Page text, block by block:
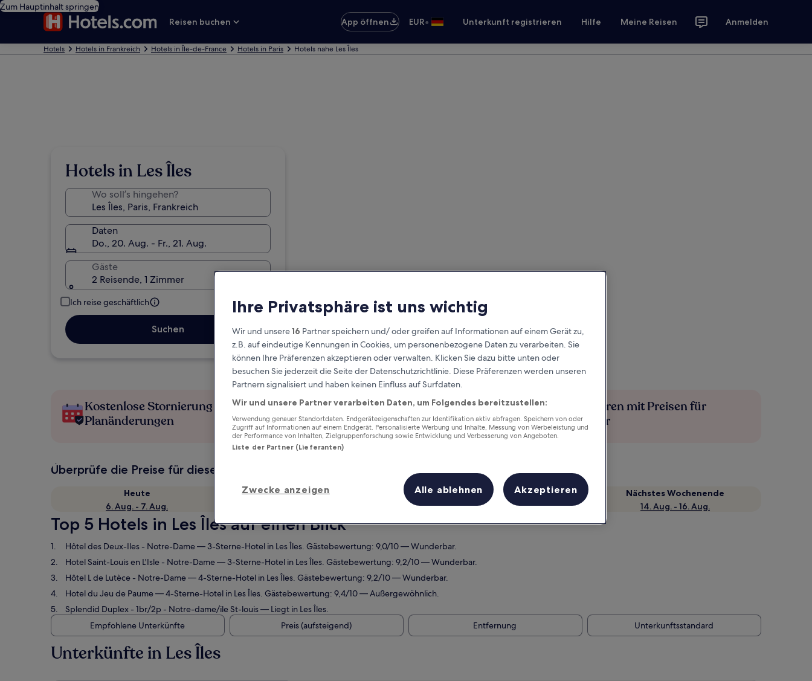
Zum Hauptinhalt springen
Reisen buchen
App öffnen EUR• Unterkunft registrieren Hilfe Meine Reisen Anmelden
Hotels Hotels in Frankreich Hotels in Île-de-France Hotels in Paris Hotels nahe Les Îles
Hotels in Les Îles
Wo soll’s hingehen?
Daten
Do., 20. Aug. - Fr., 21. Aug.
Gäste
2 Reisende, 1 Zimmer
Ich reise geschäftlich
Suchen
Kostenlose Stornierung bei
Planänderungen
Verdiene Prämien für jede
wahrgenommene Übernachtung
Mehr sparen mit Preisen für
Mitglieder
Überprüfe die Preise für diese Daten
Heute
6. Aug. - 7. Aug.
Morgen
Dieses Wochenende
7. Aug. - 9. Aug.
Nächstes Wochenende
14. Aug. - 16. Aug.
Top 5 Hotels in Les Îles auf einen Blick
Hôtel des Deux-Iles - Notre-Dame— 3-Sterne-Hotel in Les Îles. Gästebewertung: 9,0/10 — Wunderbar.
Hotel Saint-Louis en L'Isle - Notre-Dame— 3-Sterne-Hotel in Les Îles. Gästebewertung: 9,2/10 — Wunderbar.
Hôtel L de Lutèce - Notre-Dame— 4-Sterne-Hotel in Les Îles. Gästebewertung: 9,2/10 — Wunderbar.
Hotel du Jeu de Paume— 4-Sterne-Hotel in Les Îles. Gästebewertung: 9,4/10 — Außergewöhnlich.
Splendid Duplex - 1br/2p - Notre-dame/ile St-louis— Liegt in Les Îles.
Empfohlene Unterkünfte
Preis (aufsteigend) Entfernung Unterkunftsstandard
Unterkünfte in Les Îles
Ihre Privatsphäre ist uns wichtig
Wir und unsere16 Partner speichern und/ oder greifen auf Informationen auf einem Gerät zu,
z.B. auf eindeutige Kennungen in Cookies, um personenbezogene Daten zu verarbeiten. Sie
können Ihre Präferenzen akzeptieren oder verwalten. Klicken Sie dazu bitte unten oder
besuchen Sie jederzeit die Seite der Datenschutzrichtlinie. Diese Präferenzen werden unseren
Partnern signalisiert und haben keinen Einfluss auf Surfdaten.
Wir und unsere Partner verarbeiten Daten, um Folgendes bereitzustellen:
Verwendung genauer Standortdaten. Endgeräteeigenschaften zur Identifikation aktiv abfragen. Speichern von oder
Zugriff auf Informationen auf einem Endgerät. Personalisierte Werbung und Inhalte, Messung von Werbeleistung und
der Performance von Inhalten, Zielgruppenforschung sowie Entwicklung und Verbesserung von Angeboten.
Liste der Partner (Lieferanten)
Zwecke anzeigen Alle ablehnen Akzeptieren